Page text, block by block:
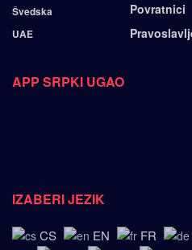
Švedska
UAE
Povratnici
APP SRPKI UGAO
IZABERI JEZIK
CS EN FR